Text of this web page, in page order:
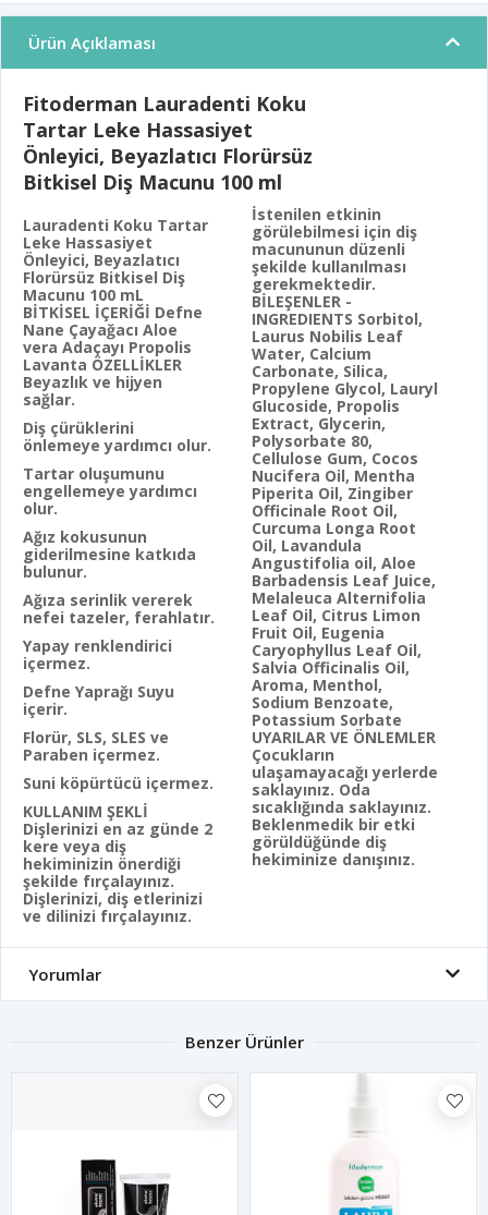
Ürün Açıklaması
Fitoderman Lauradenti Koku
Tartar Leke Hassasiyet
Önleyici, Beyazlatıcı Florürsüz
Bitkisel Diş Macunu 100 ml
Lauradenti Koku Tartar
Leke Hassasiyet
Önleyici, Beyazlatıcı
Florürsüz Bitkisel Diş
Macunu 100 mL
BİTKİSEL İÇERİĞİ Defne
Nane Çayağacı Aloe
vera Adaçayı Propolis
Lavanta ÖZELLİKLER
Beyazlık ve hijyen
sağlar.
Diş çürüklerini
önlemeye yardımcı olur.
Tartar oluşumunu
engellemeye yardımcı
olur.
Ağız kokusunun
giderilmesine katkıda
bulunur.
Ağıza serinlik vererek
nefei tazeler, ferahlatır.
Yapay renklendirici
içermez.
Defne Yaprağı Suyu
içerir.
Florür, SLS, SLES ve
Paraben içermez.
Suni köpürtücü içermez.
KULLANIM ŞEKLİ
Dişlerinizi en az günde 2
kere veya diş
hekiminizin önerdiği
şekilde fırçalayınız.
Dişlerinizi, diş etlerinizi
ve dilinizi fırçalayınız.
İstenilen etkinin
görülebilmesi için diş
macununun düzenli
şekilde kullanılması
gerekmektedir.
BİLEŞENLER -
INGREDIENTS Sorbitol,
Laurus Nobilis Leaf
Water, Calcium
Carbonate, Silica,
Propylene Glycol, Lauryl
Glucoside, Propolis
Extract, Glycerin,
Polysorbate 80,
Cellulose Gum, Cocos
Nucifera Oil, Mentha
Piperita Oil, Zingiber
Officinale Root Oil,
Curcuma Longa Root
Oil, Lavandula
Angustifolia oil, Aloe
Barbadensis Leaf Juice,
Melaleuca Alternifolia
Leaf Oil, Citrus Limon
Fruit Oil, Eugenia
Caryophyllus Leaf Oil,
Salvia Officinalis Oil,
Aroma, Menthol,
Sodium Benzoate,
Potassium Sorbate
UYARILAR VE ÖNLEMLER
Çocukların
ulaşamayacağı yerlerde
saklayınız. Oda
sıcaklığında saklayınız.
Beklenmedik bir etki
görüldüğünde diş
hekiminize danışınız.
Yorumlar
Benzer Ürünler